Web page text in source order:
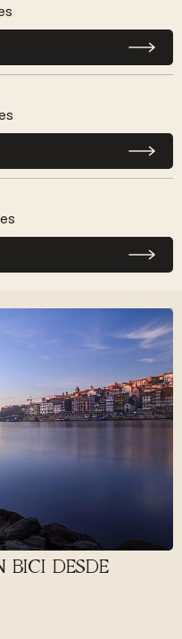
BICI DESDE